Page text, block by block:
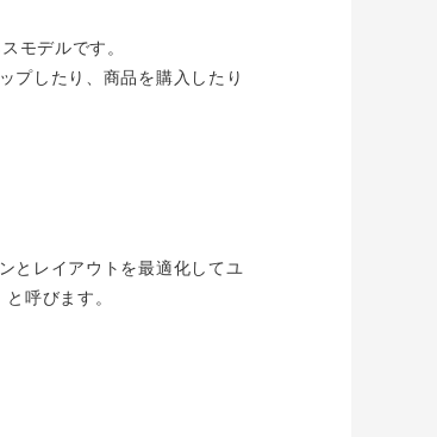
モデルです。
プしたり、商品を購入したり
とレイアウトを最適化してユ
呼びます。